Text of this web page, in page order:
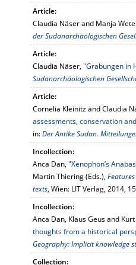
Article:
Claudia Näser and Manja
der Sudanarchäologischen
Article:
Claudia Näser, "Grabungen in
Sudanarchäologischen
Article:
Cornelia Kleinitz and Claudia
assessments, conservation
in:Der Antike Sudan.
Incollection:
Anca Dan, "Xenophon’s
Martin Thiering (Eds.),
texts, Wien: LIT Verlag, 2014,
Incollection:
Anca Dan, Klaus Geus and
thoughts from a historical
Geography: Implicit knowledge
Collection: